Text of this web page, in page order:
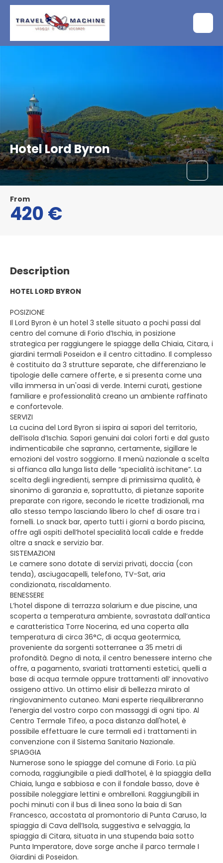
Hotel Lord Byron
From
420 €
Description
HOTEL LORD BYRON
POSIZIONE
Il Lord Byron è un hotel 3 stelle situato a pochi passi dal
centro del comune di Forio d’Ischia, in posizione
strategica per raggiungere le spiagge della Chiaia, Citara, i
giardini termali Poseidon e il centro cittadino. Il complesso
è costituito da 3 strutture separate, che differenziano le
tipologie delle camere offerte, e si presenta come una
villa immersa in un'oasi di verde. Interni curati, gestione
familiare e professionalità creano un ambiente raffinato
e confortevole.
SERVIZI
La cucina del Lord Byron si ispira ai sapori del territorio,
dell’isola d’Ischia. Sapori genuini dai colori forti e dal gusto
indimenticabile che sapranno, certamente, sigillare le
emozioni del vostro soggiorno. Il menù nazionale a scelta
si affianca alla lunga lista delle “specialità ischitane”. La
scelta degli ingredienti, sempre di primissima qualità, è
sinonimo di garanzia e, soprattutto, di pietanze saporite
preparate con rigore, secondo le ricette tradizionali, ma
allo stesso tempo lasciando libero lo chef di osare tra i
fornelli. Lo snack bar, aperto tutti i giorni a bordo piscina,
offre agli ospiti dell’hotel specialità locali calde e fredde
oltre a snack e servizio bar.
SISTEMAZIONI
Le camere sono dotate di servizi privati, doccia (con
tenda), asciugacapelli, telefono, TV-Sat, aria
condizionata, riscaldamento.
BENESSERE
L’hotel dispone di terrazza solarium e due piscine, una
scoperta a temperatura ambiente, sovrastata dall’antica
e caratteristica Torre Nocerina, ed una coperta alla
temperatura di circa 36°C, di acqua geotermica,
proveniente da sorgenti sotterranee a 35 metri di
profondità. Degno di nota, il centro benessere interno che
offre, a pagamento, svariati trattamenti estetici, quelli a
base di acqua termale oppure trattamenti all’ innovativo
ossigeno attivo. Un ottimo elisir di bellezza mirato al
ringiovanimento cutaneo. Mani esperte riequilibreranno
l’energia del vostro corpo con massaggi di ogni tipo. Al
Centro Termale Tifeo, a poca distanza dall'hotel, è
possibile effettuare le cure termali ed i trattamenti in
convenzione con il Sistema Sanitario Nazionale.
SPIAGGIA
Numerose sono le spiagge del comune di Forio. La più
comoda, raggiungibile a piedi dall’hotel, è la spiaggia della
Chiaia, lunga e sabbiosa e con il fondale basso, dove è
possibile noleggiare lettini e ombrelloni. Raggiungibili in
pochi minuti con il bus di linea sono la baia di San
Francesco, accostata al promontorio di Punta Caruso, la
spiaggia di Cava dell’Isola, suggestiva e selvaggia, la
spiaggia di Citara, situata in una stupenda baia sotto
Punta Imperatore, dove sorge anche il parco termale I
Giardini di Poseidon.